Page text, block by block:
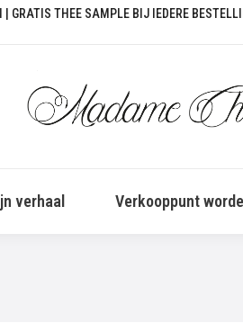
| GRATIS THEE SAMPLE BIJ IEDERE
verhaal Verkooppunt